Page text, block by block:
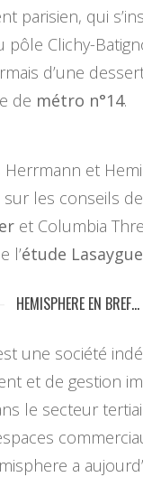
parisien, qui
pôle Clichy-
d’une
de métro n°14.
Herrmann et
les conseils
et Columbia
l’étude
HEMISPHERE EN BREF…
une société
et de gestion
le secteur
a